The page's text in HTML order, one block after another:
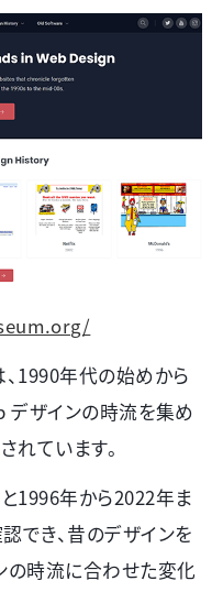
1990年代の始めから
デザインの時流を集め
れています。
1996年から2022年ま
でき、昔のデザインを
の時流に合わせた変化